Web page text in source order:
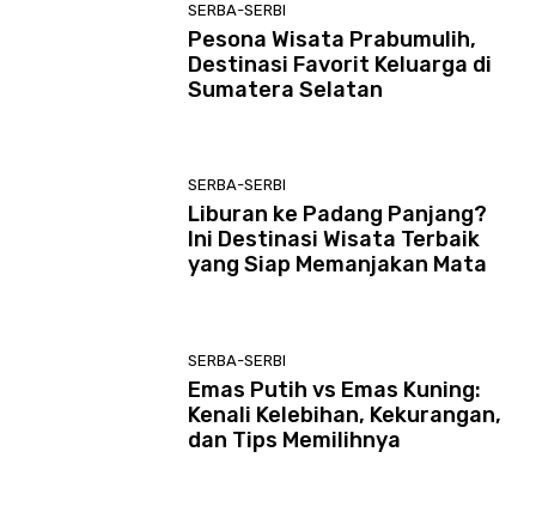
SERBA-SERBI
Pesona Wisata Prabumulih,
Destinasi Favorit Keluarga di
Sumatera Selatan
SERBA-SERBI
Liburan ke Padang Panjang?
Ini Destinasi Wisata Terbaik
yang Siap Memanjakan Mata
SERBA-SERBI
Emas Putih vs Emas Kuning:
Kenali Kelebihan, Kekurangan,
dan Tips Memilihnya